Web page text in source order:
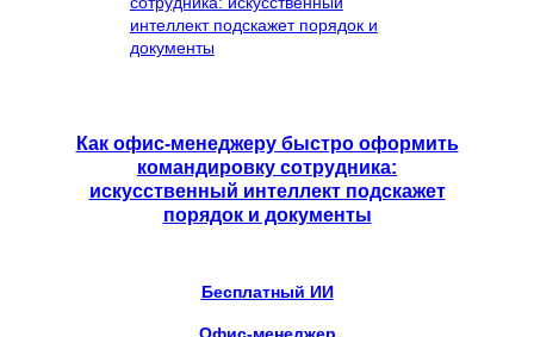
Как офис-менеджеру быстро оформить
командировку сотрудника:
искусственный интеллект подскажет
порядок и документы
Бесплатный ИИ